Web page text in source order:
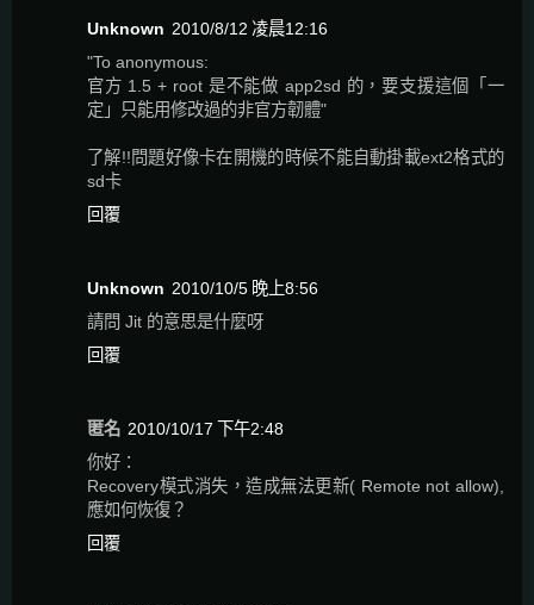
Unknown 2010/8/12 凌晨12:16
"To anonymous:
官方 1.5 + root 是不能做 app2sd 的，要支援這個「一
定」只能用修改過的非官方韌體"
了解!!問題好像卡在開機的時候不能自動掛載ext2格式的
sd卡
回覆
Unknown 2010/10/5 晚上8:56
請問 Jit 的意思是什麼呀
回覆
匿名 2010/10/17 下午2:48
你好：
Recovery模式消失，造成無法更新( Remote not allow),
應如何恢復？
回覆